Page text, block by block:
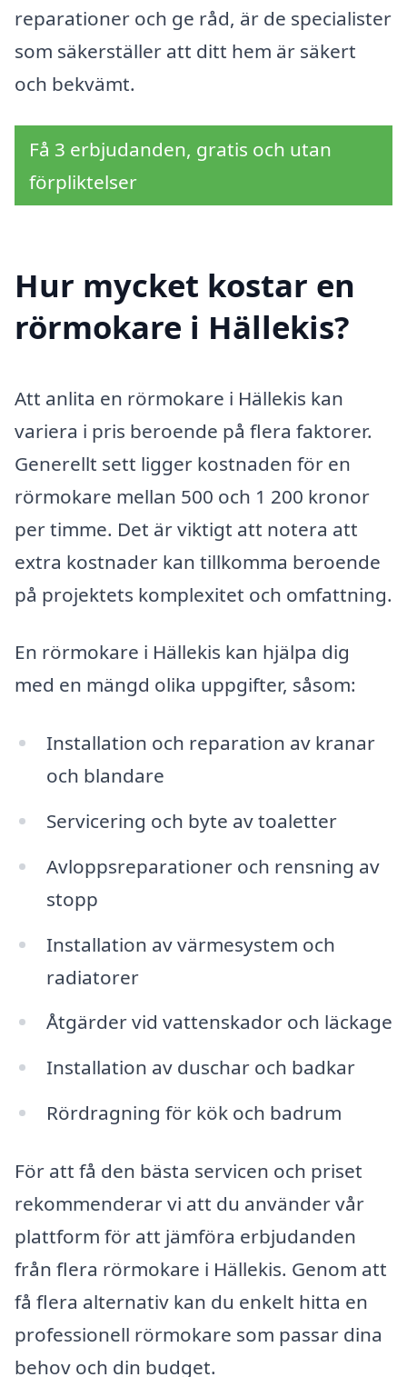
reparationer och ge råd, är de specialister
som säkerställer att ditt hem är säkert
och bekvämt.
Få 3 erbjudanden, gratis och utan
förpliktelser
Hur mycket kostar en
rörmokare i Hällekis?
Att anlita en rörmokare i Hällekis kan
variera i pris beroende på flera faktorer.
Generellt sett ligger kostnaden för en
rörmokare mellan 500 och 1 200 kronor
per timme. Det är viktigt att notera att
extra kostnader kan tillkomma beroende
på projektets komplexitet och omfattning.
En rörmokare i Hällekis kan hjälpa dig
med en mängd olika uppgifter, såsom:
Installation och reparation av kranar
och blandare
Servicering och byte av toaletter
Avloppsreparationer och rensning av
stopp
Installation av värmesystem och
radiatorer
Åtgärder vid vattenskador och läckage
Installation av duschar och badkar
Rördragning för kök och badrum
För att få den bästa servicen och priset
rekommenderar vi att du använder vår
plattform för att jämföra erbjudanden
från flera rörmokare i Hällekis. Genom att
få flera alternativ kan du enkelt hitta en
professionell rörmokare som passar dina
behov och din budget.